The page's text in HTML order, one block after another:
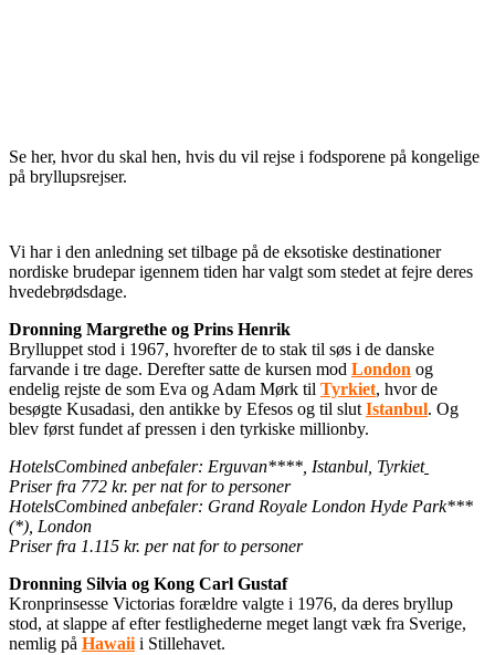
Se her, hvor du skal hen, hvis du vil rejse i fodsporene på kongelige
på bryllupsrejser.
Vi har i den anledning set tilbage på de eksotiske destinationer
nordiske brudepar igennem tiden har valgt som stedet at fejre deres
hvedebrødsdage.
Dronning Margrethe og Prins Henrik
Brylluppet stod i 1967, hvorefter de to stak til søs i de danske
farvande i tre dage. Derefter satte de kursen mod London og
endelig rejste de som Eva og Adam Mørk til Tyrkiet, hvor de
besøgte Kusadasi, den antikke by Efesos og til slut Istanbul. Og
blev først fundet af pressen i den tyrkiske millionby.
HotelsCombined anbefaler: Erguvan****, Istanbul, Tyrkiet
Priser fra 772 kr. per nat for to personer
HotelsCombined anbefaler: Grand Royale London Hyde Park***
(*), London
Priser fra 1.115 kr. per nat for to personer
Dronning Silvia og Kong Carl Gustaf
Kronprinsesse Victorias forældre valgte i 1976, da deres bryllup
stod, at slappe af efter festlighederne meget langt væk fra Sverige,
nemlig på Hawaii i Stillehavet.